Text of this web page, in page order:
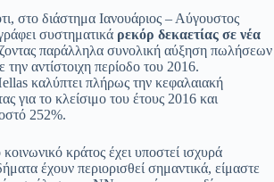
στο διάστημα Ιανουάριος – Αύγουστος
συστηματικά ρεκόρ δεκαετίας σε νέα
παράλληλα συνολική αύξηση πωλήσεων
αντίστοιχη περίοδο του 2016.
καλύπτει πλήρως την κεφαλαιακή
για το κλείσιμο του έτους 2016 και
252%.
κράτος έχει υποστεί ισχυρά
έχουν περιορισθεί σημαντικά, είμαστε